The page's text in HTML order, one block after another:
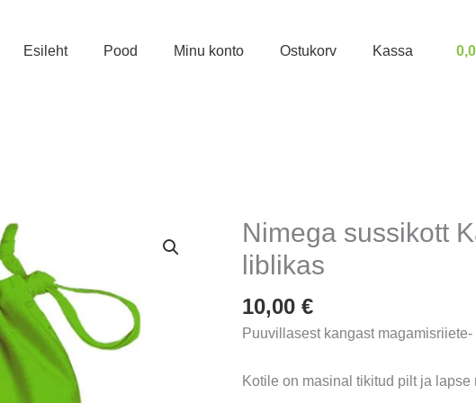
Esileht Pood Minu konto Ostukorv Kassa
Nimega sussikott
liblikas
10,00€
Puuvillasest kangast
Kotile on masinal tikitud pilt ja